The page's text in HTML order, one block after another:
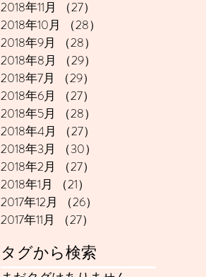
2018年11月
（27）
2018年10月
（28）
2018年9月
（28）
2018年8月
（29）
2018年7月
（29）
2018年6月
（27）
2018年5月
（28）
2018年4月
（27）
2018年3月
（30）
2018年2月
（27）
2018年1月
（21）
2017年12月
（26）
2017年11月
（27）
タグから検索